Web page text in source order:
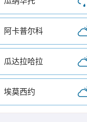
阿卡普尔科
瓜达拉哈拉
埃莫西约